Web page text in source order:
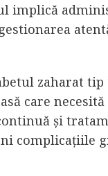
implică
zaharat tip
care necesită
și
complicațiile